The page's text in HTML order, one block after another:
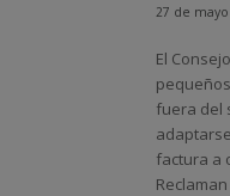
27 de
El
fuera del
factura a